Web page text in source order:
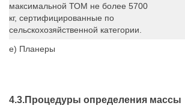
максимальной ТОМ не более 5700
кг, сертифицированные по
сельскохозяйственной категории.
е) Планеры
4.3.Процедуры определения массы